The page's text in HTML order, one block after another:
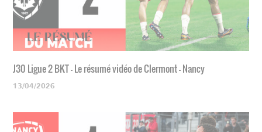
J30 Ligue 2 BKT - Le résumé vidéo de Clermont - Nancy
13/04/2026